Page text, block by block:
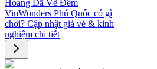
Hoang Dã Về Đêm
VinWonders Phú Quốc có gì
chơi? Cập nhật giá vé & kinh
nghiệm chi tiết